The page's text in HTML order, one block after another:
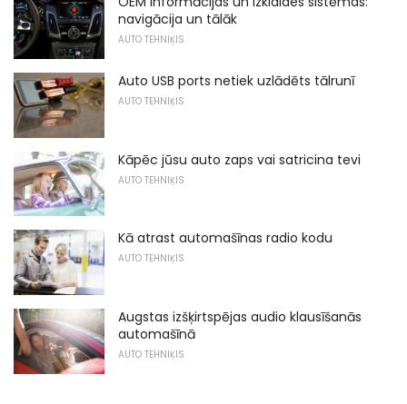
navigācija un tālāk
AUTO TEHNIĶIS
Auto USB ports netiek uzlādēts tālrunī
AUTO TEHNIĶIS
Kāpēc jūsu auto zaps vai satricina tevi
AUTO TEHNIĶIS
Kā atrast automašīnas radio kodu
AUTO TEHNIĶIS
Augstas izšķirtspējas audio klausīšanās
automašīnā
AUTO TEHNIĶIS